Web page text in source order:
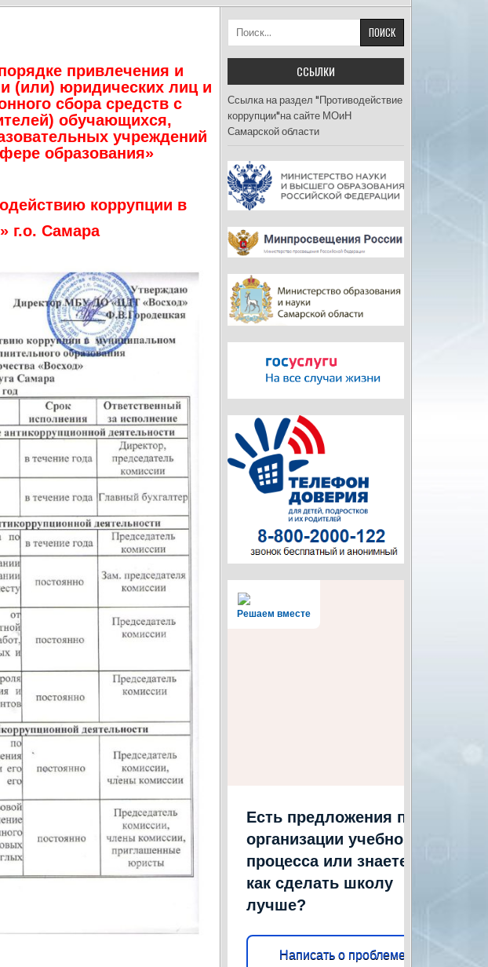
привлечения и
(или) юридических лиц и
сбора средств с
обучающихся,
учреждений
образования»
коррупции в
г.о. Самара
Найти:
ССЫЛКИ
Ссылка на раздел "Противодействие
коррупции"на сайте МОиН
Самарской области
Решаем вместе
Есть предложения по
организации учебного
процесса или знаете,
как сделать школу
лучше?
Написать о проблеме